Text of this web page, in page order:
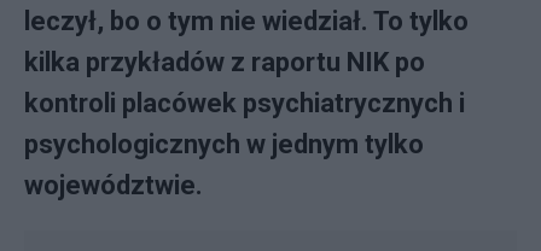
leczył, bo o tym nie wiedział. To tylko
kilka przykładów z raportu NIK po
kontroli placówek psychiatrycznych i
psychologicznych w jednym tylko
województwie.